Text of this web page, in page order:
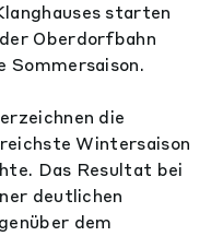
starten
Oberdorfbahn
Sommersaison.
die
Wintersaison
Das Resultat bei
deutlichen
dem